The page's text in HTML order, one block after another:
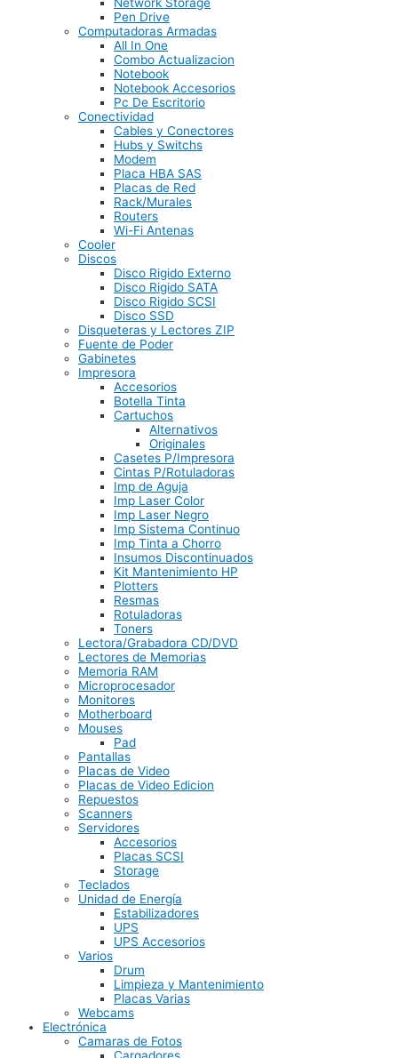
Network Storage
Pen Drive
Computadoras Armadas
All In One
Combo Actualizacion
Notebook
Notebook Accesorios
Pc De Escritorio
Conectividad
Cables y Conectores
Hubs y Switchs
Modem
Placa HBA SAS
Placas de Red
Rack/Murales
Routers
Wi-Fi Antenas
Cooler
Discos
Disco Rigido Externo
Disco Rigido SATA
Disco Rigido SCSI
Disco SSD
Disqueteras y Lectores ZIP
Fuente de Poder
Gabinetes
Impresora
Accesorios
Botella Tinta
Cartuchos
Alternativos
Originales
Casetes P/Impresora
Cintas P/Rotuladoras
Imp de Aguja
Imp Laser Color
Imp Laser Negro
Imp Sistema Continuo
Imp Tinta a Chorro
Insumos Discontinuados
Kit Mantenimiento HP
Plotters
Resmas
Rotuladoras
Toners
Lectora/Grabadora CD/DVD
Lectores de Memorias
Memoria RAM
Microprocesador
Monitores
Motherboard
Mouses
Pad
Pantallas
Placas de Video
Placas de Video Edicion
Repuestos
Scanners
Servidores
Accesorios
Placas SCSI
Storage
Teclados
Unidad de Energía
Estabilizadores
UPS
UPS Accesorios
Varios
Drum
Limpieza y Mantenimiento
Placas Varias
Webcams
Electrónica
Camaras de Fotos